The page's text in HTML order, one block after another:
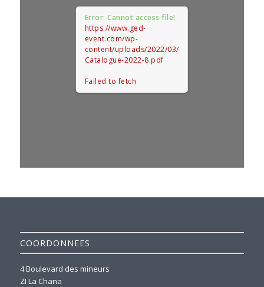
Error: Cannot access file!
https://www.ged-
event.com/wp-
content/uploads/2022/03/
Catalogue-2022-8.pdf
Failed to fetch
COORDONNEES
4 Boulevard des mineurs
ZI La Chana